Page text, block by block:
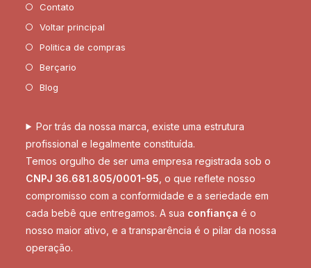
Contato
Voltar principal
Politica de compras
Berçario
Blog
Por trás da nossa marca, existe uma estrutura
profissional e legalmente constituída.
Temos orgulho de ser uma empresa registrada sob o
CNPJ 36.681.805/0001-95 , o que reflete nosso
compromisso com a conformidade e a seriedade em
cada bebê que entregamos. A sua confiança é o
nosso maior ativo, e a transparência é o pilar da nossa
operação.